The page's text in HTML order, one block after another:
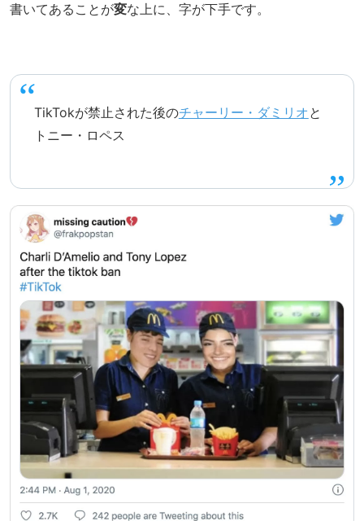
書いてあることが変な上に、字が下手です。
TikTokが禁止された後のチャーリー・ダミリオ と
トニー・ロペス